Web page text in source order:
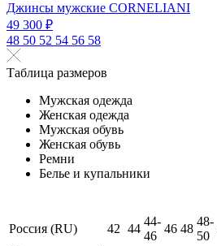
Джинсы мужские CORNELIANI
49 300 ₽
48 50 52 54 56 58
Таблица размеров
Мужская одежда
Женская одежда
Мужская обувь
Женская обувь
Ремни
Белье и купальники
Россия (RU)
42 44
44-
46
46 48
48-
50